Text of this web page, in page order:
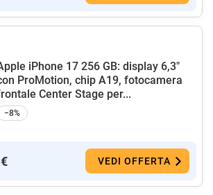
iPhone 17 256 GB: display 6,3"
ProMotion, chip A19, fotocamera
Center Stage per...
−8%
VEDI OFFERTA